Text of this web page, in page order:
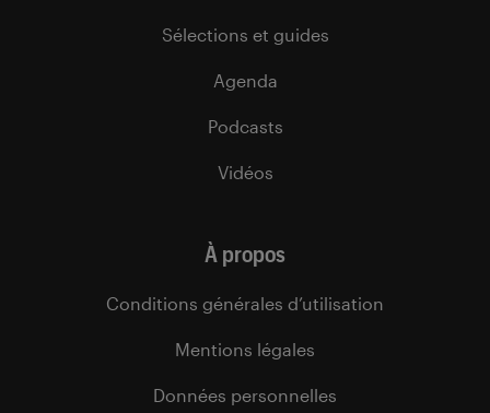
Sélections et guides
Agenda
Podcasts
Vidéos
À propos
Conditions générales d’utilisation
Mentions légales
Données personnelles